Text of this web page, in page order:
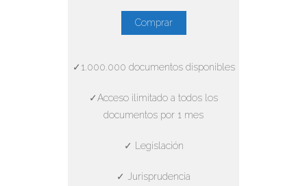
Comprar
✓1.000.000 documentos disponibles
✓Acceso ilimitado a todos los
documentos por 1 mes
✓ Legislación
✓ Jurisprudencia